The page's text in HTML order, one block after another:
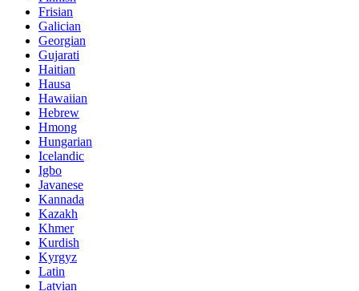
Frisian
Galician
Georgian
Gujarati
Haitian
Hausa
Hawaiian
Hebrew
Hmong
Hungarian
Icelandic
Igbo
Javanese
Kannada
Kazakh
Khmer
Kurdish
Kyrgyz
Latin
Latvian